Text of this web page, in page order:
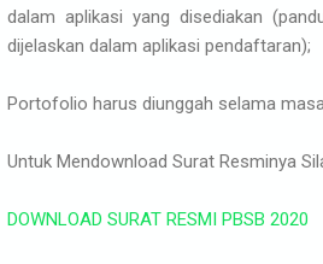
dalam aplikasi yang disediakan
dijelaskan dalam aplikasi pendaftaran);
Portofolio harus diunggah selama
Untuk Mendownload Surat Resminya
DOWNLOAD SURAT RESMI PBSB 2020